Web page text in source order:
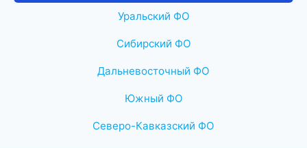
Уральский ФО
Сибирский ФО
Дальневосточный ФО
Южный ФО
Северо-Кавказский ФО